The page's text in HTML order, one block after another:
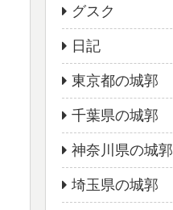
グスク
日記
東京都の城郭
千葉県の城郭
神奈川県の城郭
埼玉県の城郭